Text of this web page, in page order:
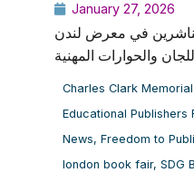
January 27, 2026
في معرض لندن
Charles Clark
Educational Publishers
News, Freedom to
london book fair, SDG